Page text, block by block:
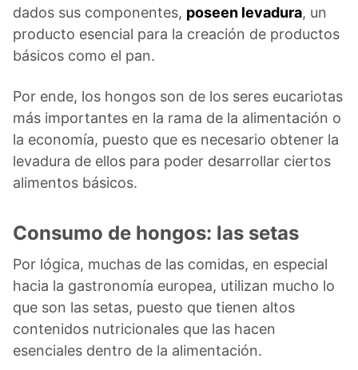
dados sus componentes, poseen levadura, un
producto esencial para la creación de productos
básicos como el pan.
Por ende, los hongos son de los seres eucariotas
más importantes en la rama de la alimentación o
la economía, puesto que es necesario obtener la
levadura de ellos para poder desarrollar ciertos
alimentos básicos.
Consumo de hongos: las setas
Por lógica, muchas de las comidas, en especial
hacia la gastronomía europea, utilizan mucho lo
que son las setas, puesto que tienen altos
contenidos nutricionales que las hacen
esenciales dentro de la alimentación.